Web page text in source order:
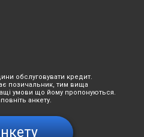
обслуговувати кредит.
позичальник, тим вища
умови що йому пропонуються.
анкету.